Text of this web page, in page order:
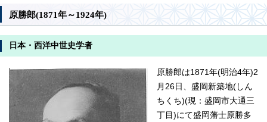
原勝郎(1871年～1924年)
日本・西洋中世史学者
原勝郎は1871年(明治4年)2
月26日、盛岡新築地(しん
ちくち)(現：盛岡市大通三
丁目)にて盛岡藩士原勝多